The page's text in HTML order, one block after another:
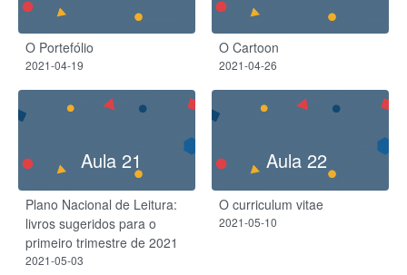
O Portefólio
2021-04-19
O Cartoon
2021-04-26
Aula 21
Plano Nacional de Leitura:
livros sugeridos para o
primeiro trimestre de 2021
2021-05-03
Aula 22
O curriculum vitae
2021-05-10